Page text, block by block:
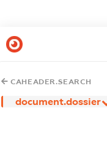
CAHEADER.SEARCH
document.dossier